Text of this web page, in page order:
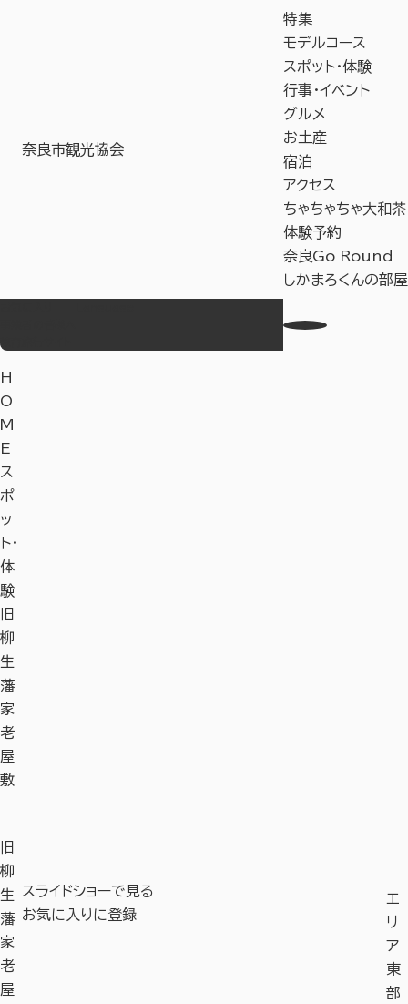
奈良市観光協会
特集
モデルコース
スポット・体験
行事・イベント
グルメ
お土産
宿泊
アクセス
ちゃちゃちゃ大和茶
体験予約
奈良Go Round
しかまろくんの部屋
H
O
M
E
ス
ポ
ッ
ト・
体
験
旧
柳
生
藩
家
老
屋
敷
旧
柳
生
藩
家
老
屋
スライドショーで見る
お気に入りに登録
エ
リ
ア
東
部